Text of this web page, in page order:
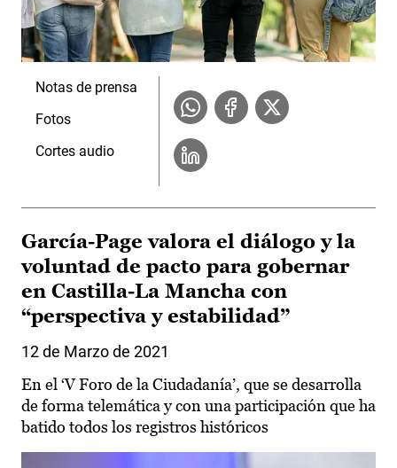
Notas de prensa
Fotos
Cortes audio
García-Page valora el diálogo y la
voluntad de pacto para gobernar
en Castilla-La Mancha con
“perspectiva y estabilidad”
12 de Marzo de 2021
En el ‘V Foro de la Ciudadanía’, que se desarrolla
de forma telemática y con una participación que ha
batido todos los registros históricos